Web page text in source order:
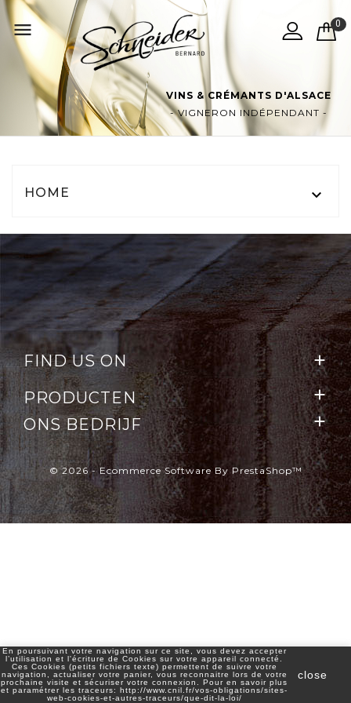
En poursuivant votre navigation sur ce site, vous devez accepter
l’utilisation et l'écriture de Cookies sur votre appareil connecté.
Ces Cookies (petits fichiers texte) permettent de suivre votre
navigation, actualiser votre panier, vous reconnaitre lors de votre
prochaine visite et sécuriser votre connexion. Pour en savoir plus
et paramétrer les traceurs: http://www.cnil.fr/vos-obligations/sites-
web-cookies-et-autres-traceurs/que-dit-la-loi/
close
 0
VINS & CRÉMANTS D'ALSACE
- VIGNERON INDÉPENDANT -
HOME 
FIND US ON 
PRODUCTEN 
ONS BEDRIJF 
© 2026 - Ecommerce Software By PrestaShop™